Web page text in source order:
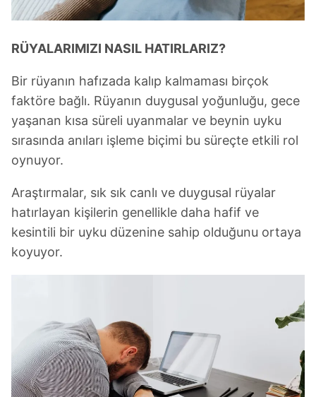
RÜYALARIMIZI NASIL HATIRLARIZ?
Bir rüyanın hafızada kalıp kalmaması birçok
faktöre bağlı. Rüyanın duygusal yoğunluğu, gece
yaşanan kısa süreli uyanmalar ve beynin uyku
sırasında anıları işleme biçimi bu süreçte etkili rol
oynuyor.
Araştırmalar, sık sık canlı ve duygusal rüyalar
hatırlayan kişilerin genellikle daha hafif ve
kesintili bir uyku düzenine sahip olduğunu ortaya
koyuyor.